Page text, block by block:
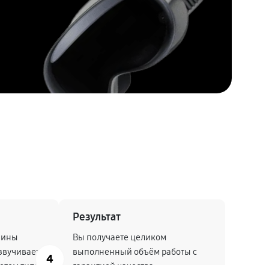
4
Результат
Вы получаете целиком
выполненный объём работы с